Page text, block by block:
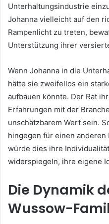
Unterhaltungsindustrie
Johanna vielleicht auf den
Rampenlicht zu treten,
Unterstützung ihrer
Wenn Johanna in die
hätte sie zweifellos ein
aufbauen könnte. Der Rat
Erfahrungen mit der
unschätzbarem Wert sein.
hingegen für einen
würde dies ihre
widerspiegeln, ihre eigene
Die Dynamik
Wussow-